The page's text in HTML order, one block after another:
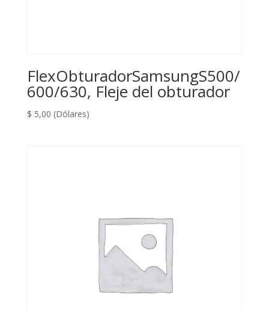
FlexObturadorSamsungS500/
600/630, Fleje del obturador
$ 5,00 (Dólares)